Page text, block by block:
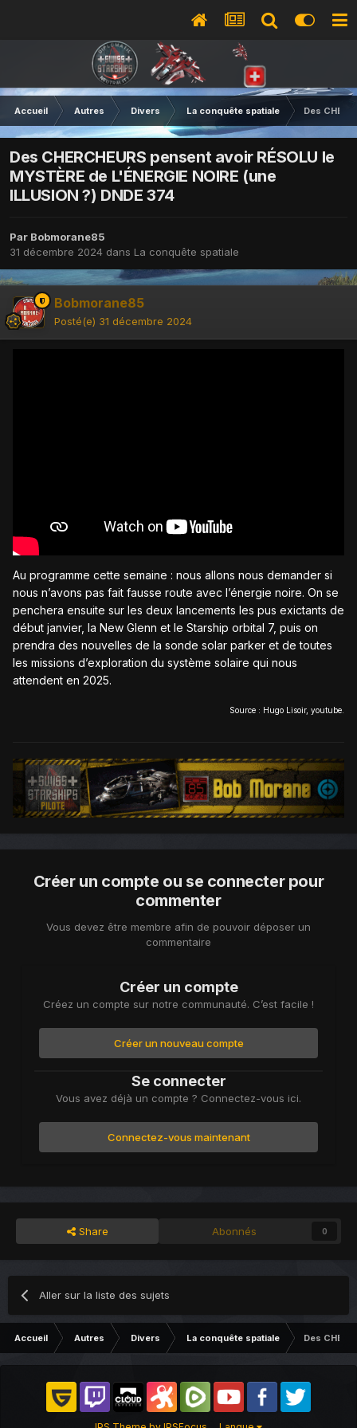
Accueil Autres Divers La conquête spatiale Des
Des CHERCHEURS pensent avoir RÉSOLU le
MYSTÈRE de L'ÉNERGIE NOIRE (une
ILLUSION ?) DNDE 374
Par Bobmorane85
31 décembre 2024 dans La conquête spatiale
Bobmorane85
Posté(e) 31 décembre 2024
Au programme cette semaine : nous allons nous demander si
nous n’avons pas fait fausse route avec l’énergie noire. On se
penchera ensuite sur les deux lancements les pus exictants de
début janvier, la New Glenn et le Starship orbital 7, puis on
prendra des nouvelles de la sonde solar parker et de toutes
les missions d’exploration du système solaire qui nous
attendent en 2025.
Source : Hugo Lisoir, youtube.
Créer un compte ou se connecter pour
commenter
Vous devez être membre afin de pouvoir déposer un
commentaire
Créer un compte
Créez un compte sur notre communauté. C’est facile !
Créer un nouveau compte
Se connecter
Vous avez déjà un compte ? Connectez-vous ici.
Connectez-vous maintenant
Share Abonnés 0
Aller sur la liste des sujets
Accueil Autres Divers La conquête spatiale Des